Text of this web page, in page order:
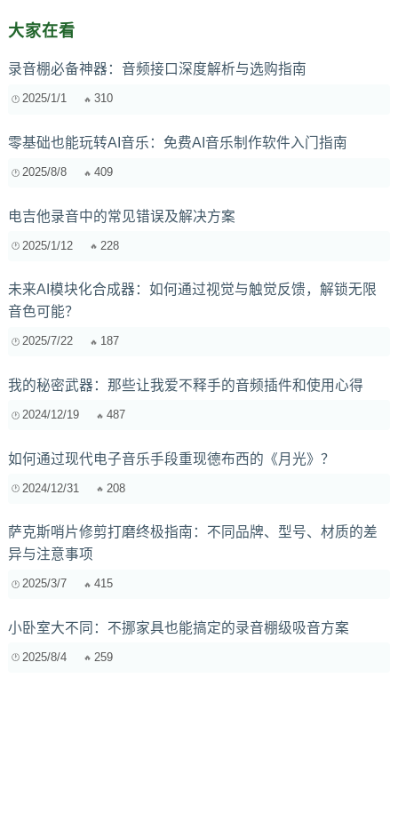
大家在看
录音棚必备神器：音频接口深度解析与选购指南
2025/1/1 310
零基础也能玩转AI音乐：免费AI音乐制作软件入门指南
2025/8/8 409
电吉他录音中的常见错误及解决方案
2025/1/12 228
未来AI模块化合成器：如何通过视觉与触觉反馈，解锁无限
音色可能？
2025/7/22 187
我的秘密武器：那些让我爱不释手的音频插件和使用心得
2024/12/19 487
如何通过现代电子音乐手段重现德布西的《月光》？
2024/12/31 208
萨克斯哨片修剪打磨终极指南：不同品牌、型号、材质的差
异与注意事项
2025/3/7 415
小卧室大不同：不挪家具也能搞定的录音棚级吸音方案
2025/8/4 259